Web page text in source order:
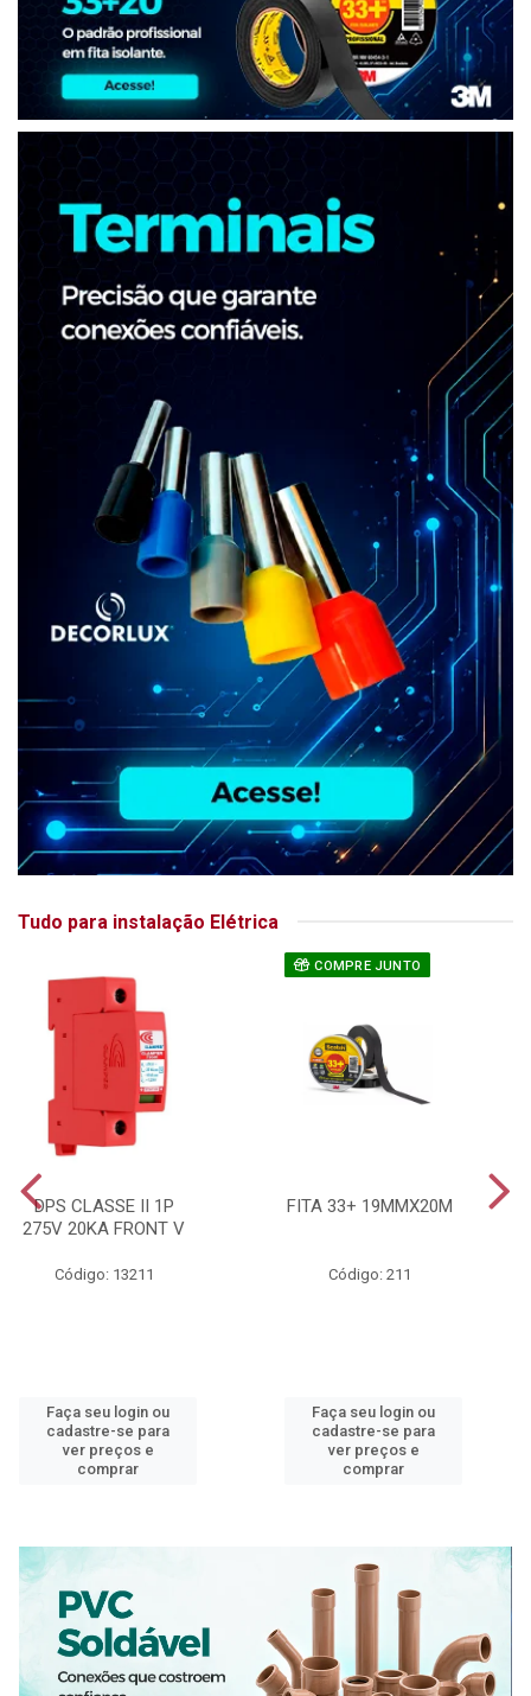
Tudo para instalação Elétrica
DPS CLASSE II 1P
275V 20KA FRONT V
Código: 13211
Faça seu login ou
cadastre-se para
ver preços e
comprar
COMPRE JUNTO
FITA 33+ 19MMX20M
Código: 211
Faça seu login ou
cadastre-se para
ver preços e
comprar